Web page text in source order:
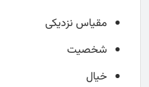
مقیاس نزدیکی
شخصیت
خیال